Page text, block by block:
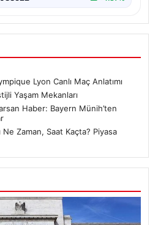
Lyon Canlı Maç Anlatımı
Yaşam Mekanları
Haber: Bayern Münih’ten
Ne Zaman, Saat Kaçta? Piyasa